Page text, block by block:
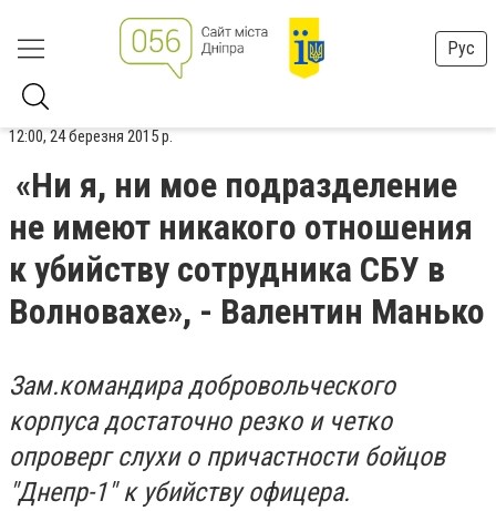
Рус
12:00, 24 березня 2015 р.
«Ни я, ни мое подразделение
не имеют никакого отношения
к убийству сотрудника СБУ в
Волновахе», - Валентин Манько
Зам.командира добровольческого
корпуса достаточно резко и четко
опроверг слухи о причастности бойцов
"Днепр-1" к убийству офицера.